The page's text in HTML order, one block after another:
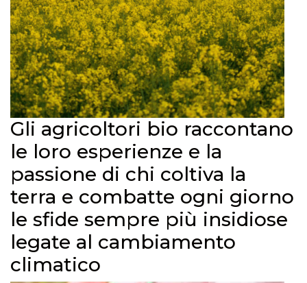
Gli agricoltori bio raccontano
le loro esperienze e la
passione di chi coltiva la
terra e combatte ogni giorno
le sfide sempre più insidiose
legate al cambiamento
climatico